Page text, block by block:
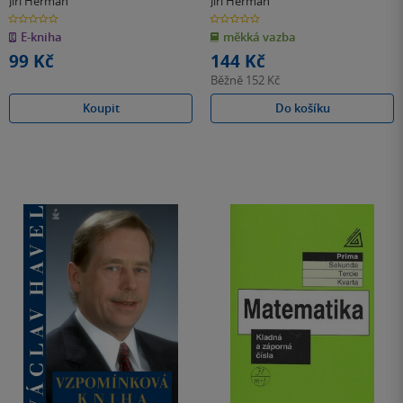
0.0
z
5
hvězdiček
E-kniha
99 Kč
Koupit
procenta
0.0
z
5
hvězdiček
měkká vazba
144 Kč
Běžně 152 Kč
Do košíku